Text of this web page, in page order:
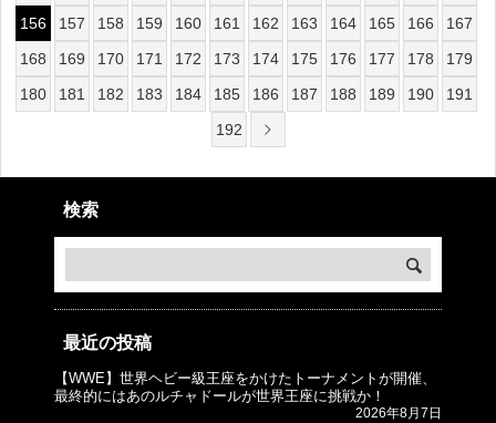
156
157 158 159 160 161 162 163 164 165 166
167
168
169 170 171 172 173 174 175 176 177 178
179
180
181 182 183 184 185 186 187 188 189 190
191
192
検索
最近の投稿
【WWE】世界ヘビー級王座をかけたトーナメントが開催、
最終的にはあのルチャドールが世界王座に挑戦か！
2026年8月7日
© プロレスJunkie ～WWEの最新情報 USA～